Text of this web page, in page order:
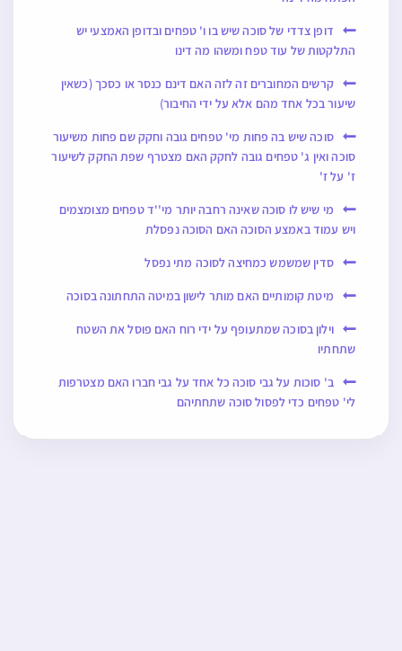
דופן צדדי של סוכה שיש בו ו' טפחים ובדופן האמצעי יש
התלקטות של עוד טפח ומשהו מה דינו
קרשים המחוברים זה לזה האם דינם כנסר או כסכך (כשאין
שיעור בכל אחד מהם אלא על ידי החיבור)
סוכה שיש בה פחות מי' טפחים גובה וחקק שם פחות משיעור
סוכה ואין ג' טפחים גובה לחקק האם מצטרף שפת החקק לשיעור
ז' על ז'
מי שיש לו סוכה שאינה רחבה יותר מי''ד טפחים מצומצמים
ויש עמוד באמצע הסוכה האם הסוכה נפסלת
סדין שמשמש כמחיצה לסוכה מתי נפסל
מיטת קומותיים האם מותר לישון במיטה התחתונה בסוכה
וילון בסוכה שמתעופף על ידי רוח האם פוסל את השטח
שתחתיו
ב' סוכות על גבי סוכה כל אחד על גבי חברו האם מצטרפות
לי' טפחים כדי לפסול סוכה שתחתיהם